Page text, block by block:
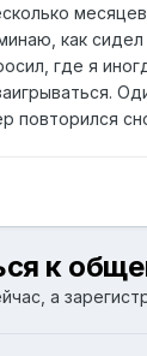
как
где я
повторился
к
а